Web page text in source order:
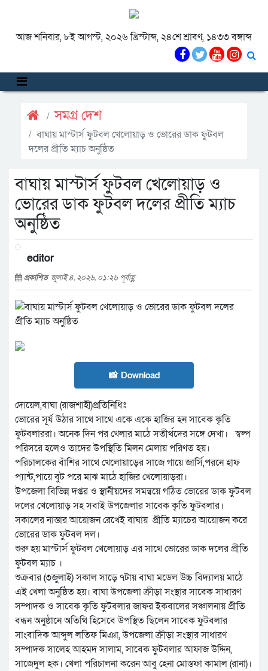
আজ শনিবার, ৮ই আগস্ট, ২০২৬ খ্রিস্টাব্দ, ২৪শে শ্রাবণ, ১৪৩৩ বঙ্গাব্দ
সমগ্র দেশ
বাঘায় মাস্টার্স ফুটবল খেলোয়াড় ও ভোরের ডাক ফুটবল
দলের প্রীতি ম্যাচ অনুষ্ঠিত
বাঘায় মাস্টার্স ফুটবল খেলোয়াড় ও
ভোরের ডাক ফুটবল দলের প্রীতি ম্যাচ
অনুষ্ঠিত
editor
প্রকাশিত জুলাই ৪, ২০২৬, ০১:২৬ পূর্বাহ্ণ
📸 Download
দোয়েল,বাঘা (রাজশাহী)প্রতিনিধিঃ
ভোরের সূর্য উঠার সাথে সাথে একে একে হাজির হন সাবেক কৃতি
ফুটবলাররা। অনেক দিন পর খেলার মাঠে সতীর্থদের সঙ্গে দেখা। স্বল্প
পরিসরে হলেও তাদের উপস্থিতি মিলন মেলায় পরিণত হয়।
পরিচালকের বাঁশির সাথে খেলোয়াড়ের সাজে গায়ে জার্সি,পরনে হাফ
প্যান্ট,পায়ে বুট পরে মাঝ মাঠে হাজির খেলোয়াড়রা।
উপজেলা বিভিন্ন দপ্তর ও স্থানীয়দের সমন্বয়ে গঠিত ভোরের ডাক ফুটবল
দলের খেলোয়াড় সহ সবাই উপজেলার সাবেক কৃতি ফুটবলার।
সকালের নাস্তার আয়োজন রেখেই বাঘায় প্রীতি ম্যাচের আয়োজন করে
ভোরের ডাক ফুটবল দল।
শুরু হয় মাস্টার্স ফুটবল খেলোয়াড় এর সাথে ভোরের ডাক দলের প্রীতি
ফুটবল ম্যাচ ।
শুক্রবার (৩জুলাই) সকাল সাড়ে ৭টায় বাঘা মডেল উচ্চ বিদ্যালয় মাঠে
এই খেলা অনুষ্ঠিত হয়। বাঘা উপজেলা ক্রীড়া সংস্থার সাবেক সাধারণ
সম্পাদক ও সাবেক কৃতি ফুটবলার জাফর ইকবালের সঞ্চালনায় প্রীতি
বন্ধন অনুষ্ঠানে অতিথি হিসেবে উপস্থিত ছিলেন সাবেক ফুটবলার
সাংবাদিক আব্দুল লতিফ মিঞা, উপজেলা ক্রীড়া সংস্থার সাধারণ
সম্পাদক সালেহ আহমদ সালাম, সাবেক ফুটবলার আফাজ উদ্দিন,
সাজেদুল হক। খেলা পরিচালনা করেন আবু হেনা মোস্তফা কামাল (রানা)।